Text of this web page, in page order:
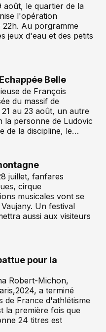
août, le quartier de la
l'opération
22h. Au porgramme
jeux d'eau et des petits
Belle
de François
du massif de
au 23 août, un autre
personne de Ludovic
de la discipline, le…
juillet, fanfares
cirque
musicales vont se
Un festival
aussi aux visiteurs
pour la
Robert-Michon,
a terminé
de France d'athlétisme
la première fois que
24 titres est